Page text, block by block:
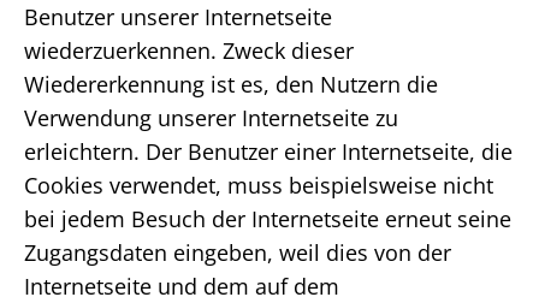
Benutzer unserer Internetseite
wiederzuerkennen. Zweck dieser
Wiedererkennung ist es, den Nutzern die
Verwendung unserer Internetseite zu
erleichtern. Der Benutzer einer Internetseite, die
Cookies verwendet, muss beispielsweise nicht
bei jedem Besuch der Internetseite erneut seine
Zugangsdaten eingeben, weil dies von der
Internetseite und dem auf dem